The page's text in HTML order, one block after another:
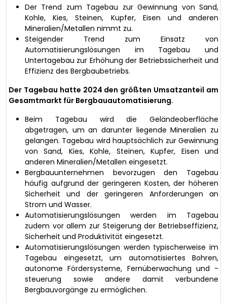
Der Trend zum Tagebau zur Gewinnung von Sand,
Kohle, Kies, Steinen, Kupfer, Eisen und anderen
Mineralien/Metallen nimmt zu.
Steigender Trend zum Einsatz von
Automatisierungslösungen im Tagebau und
Untertagebau zur Erhöhung der Betriebssicherheit und
Effizienz des Bergbaubetriebs.
Der Tagebau hatte 2024 den größten Umsatzanteil am
Gesamtmarkt für Bergbauautomatisierung.
Beim Tagebau wird die Geländeoberfläche
abgetragen, um an darunter liegende Mineralien zu
gelangen. Tagebau wird hauptsächlich zur Gewinnung
von Sand, Kies, Kohle, Steinen, Kupfer, Eisen und
anderen Mineralien/Metallen eingesetzt.
Bergbauunternehmen bevorzugen den Tagebau
häufig aufgrund der geringeren Kosten, der höheren
Sicherheit und der geringeren Anforderungen an
Strom und Wasser.
Automatisierungslösungen werden im Tagebau
zudem vor allem zur Steigerung der Betriebseffizienz,
Sicherheit und Produktivität eingesetzt.
Automatisierungslösungen werden typischerweise im
Tagebau eingesetzt, um automatisiertes Bohren,
autonome Fördersysteme, Fernüberwachung und -
steuerung sowie andere damit verbundene
Bergbauvorgänge zu ermöglichen.